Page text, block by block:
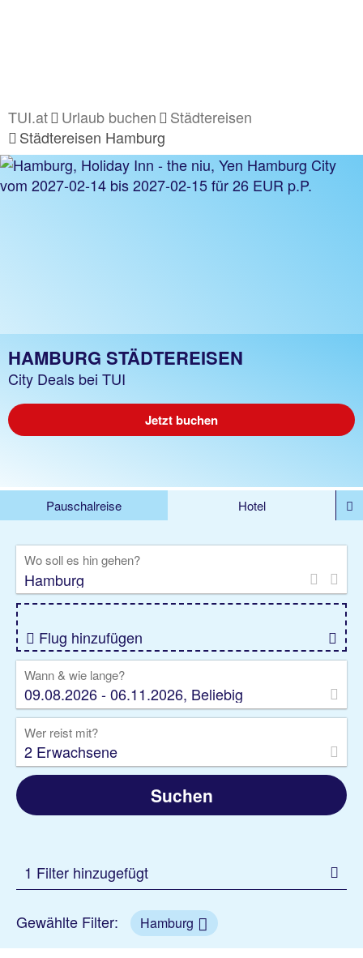
TUI.at Urlaub buchen
Städtereisen
Städtereisen Hamburg
HAMBURG STÄDTEREISEN
City Deals bei TUI
Jetzt buchen
Pauschalreise
Hotel
Rundreise
Kreuzfahrt
Gruppenreise
Camper Privattransfer
Wo soll es hin gehen?
Flug hinzufügen
Wann & wie lange?
09.08.2026 - 06.11.2026, Beliebig
Wer reist mit?
2 Erwachsene
Suchen
1 Filter hinzugefügt
Gewählte Filter: Hamburg